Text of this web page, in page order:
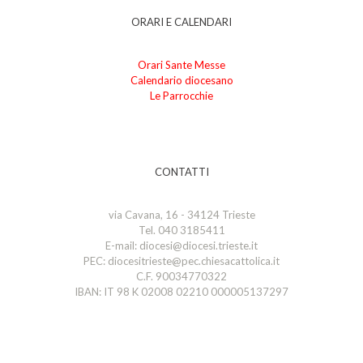
ORARI E CALENDARI
Orari Sante Messe
Calendario diocesano
Le Parrocchie
CONTATTI
via Cavana, 16 - 34124 Trieste
Tel. 040 3185411
E-mail: diocesi@diocesi.trieste.it
PEC: diocesitrieste@pec.chiesacattolica.it
C.F. 90034770322
IBAN: IT 98 K 02008 02210 000005137297